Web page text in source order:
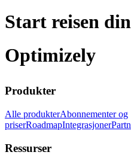
Start reisen
Optimizely
Produkter
Alle produkterAbonnementer og
priserRoadmapIntegrasjoner
Ressurser